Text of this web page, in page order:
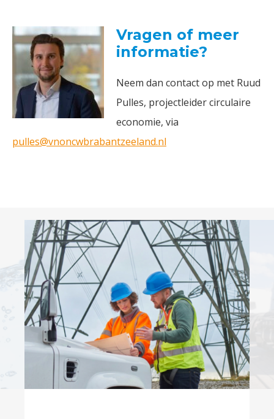
Vragen of meer
informatie?
Neem dan contact op met Ruud
Pulles, projectleider circulaire
economie, via
pulles@vnoncwbrabantzeeland.nl